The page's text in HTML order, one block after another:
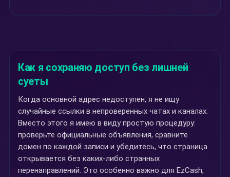
Как я сохраняю доступ без лишней
суеты
Когда основной адрес недоступен, я не ищу
случайные ссылки в непроверенных чатах и каналах.
Вместо этого я имею в виду простую процедуру:
проверьте официальные объявления, сравните
домен по каждой записи и убедитесь, что страница
открывается без каких-либо странных
перенаправлений. Это особенно важно для EzCash,